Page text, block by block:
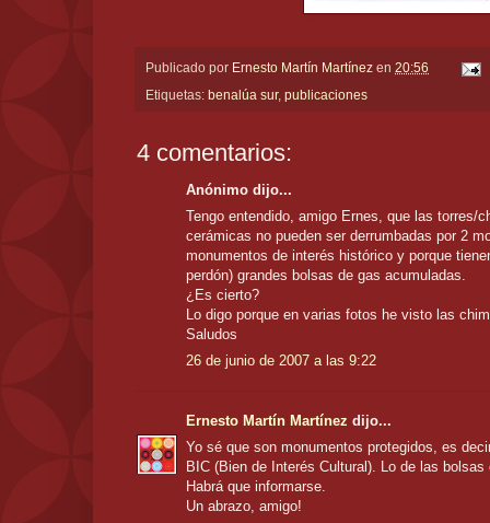
Publicado por Ernesto Martín Martínez en 20:56
Etiquetas: benalúa sur, publicaciones
4 comentarios:
Anónimo dijo...
Tengo entendido, amigo Ernes, que las torres/
cerámicas no pueden ser derrumbadas por 2
monumentos de interés histórico y porque
perdón) grandes bolsas de gas acumuladas.
¿Es cierto?
Lo digo porque en varias fotos he visto las
Saludos
26 de junio de 2007 a las 9:22
Ernesto Martín Martínez dijo...
Yo sé que son monumentos protegidos, es
BIC (Bien de Interés Cultural). Lo de las
Habrá que informarse.
Un abrazo, amigo!